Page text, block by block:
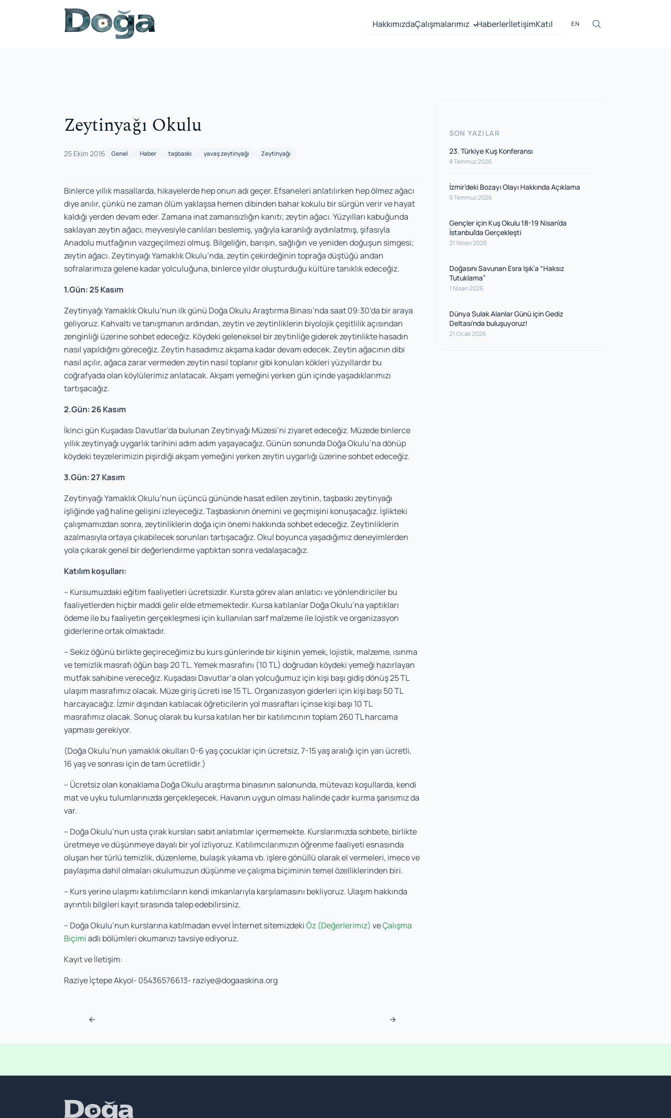
HakkımızdaÇalışmalarımız HaberlerİletişimKatıl EN
Zeytinyağı Okulu
25 Ekim 2016 Genel Haber taşbaskı yavaş zeytinyağı Zeytinyağı
Binlerce yıllık masallarda, hikayelerde hep onun adı geçer. Efsaneleri anlatılırken hep ölmez ağacı
diye anılır, çünkü ne zaman ölüm yaklaşsa hemen dibinden bahar kokulu bir sürgün verir ve hayat
kaldığı yerden devam eder. Zamana inat zamansızlığın kanıtı; zeytin ağacı. Yüzyılları kabuğunda
saklayan zeytin ağacı, meyvesiyle canlıları beslemiş, yağıyla karanlığı aydınlatmış, şifasıyla
Anadolu mutfağının vazgeçilmezi olmuş. Bilgeliğin, barışın, sağlığın ve yeniden doğuşun simgesi;
zeytin ağacı. Zeytinyağı Yamaklık Okulu’nda, zeytin çekirdeğinin toprağa düştüğü andan
sofralarımıza gelene kadar yolculuğuna, binlerce yıldır oluşturduğu kültüre tanıklık edeceğiz.
1.Gün: 25 Kasım
Zeytinyağı Yamaklık Okulu’nun ilk günü Doğa Okulu Araştırma Binası’nda saat 09:30’da bir araya
geliyoruz. Kahvaltı ve tanışmanın ardından, zeytin ve zeytinliklerin biyolojik çeşitlilik açısından
zenginliği üzerine sohbet edeceğiz. Köydeki geleneksel bir zeytinliğe giderek zeytinlikte hasadın
nasıl yapıldığını göreceğiz. Zeytin hasadımız akşama kadar devam edecek. Zeytin ağacının dibi
nasıl açılır, ağaca zarar vermeden zeytin nasıl toplanır gibi konuları kökleri yüzyıllardır bu
coğrafyada olan köylülerimiz anlatacak. Akşam yemeğini yerken gün içinde yaşadıklarımızı
tartışacağız.
2.Gün: 26 Kasım
İkinci gün Kuşadası Davutlar’da bulunan Zeytinyağı Müzesi’ni ziyaret edeceğiz. Müzede binlerce
yıllık zeytinyağı uygarlık tarihini adım adım yaşayacağız. Günün sonunda Doğa Okulu’na dönüp
köydeki teyzelerimizin pişirdiği akşam yemeğini yerken zeytin uygarlığı üzerine sohbet edeceğiz.
3.Gün: 27 Kasım
Zeytinyağı Yamaklık Okulu’nun üçüncü gününde hasat edilen zeytinin, taşbaskı zeytinyağı
işliğinde yağ haline gelişini izleyeceğiz. Taşbaskının önemini ve geçmişini konuşacağız. İşlikteki
çalışmamızdan sonra, zeytinliklerin doğa için önemi hakkında sohbet edeceğiz. Zeytinliklerin
azalmasıyla ortaya çıkabilecek sorunları tartışacağız. Okul boyunca yaşadığımız deneyimlerden
yola çıkarak genel bir değerlendirme yaptıktan sonra vedalaşacağız.
Katılım koşulları:
– Kursumuzdaki eğitim faaliyetleri ücretsizdir. Kursta görev alan anlatıcı ve yönlendiriciler bu
faaliyetlerden hiçbir maddi gelir elde etmemektedir. Kursa katılanlar Doğa Okulu’na yaptıkları
ödeme ile bu faaliyetin gerçekleşmesi için kullanılan sarf malzeme ile lojistik ve organizasyon
giderlerine ortak olmaktadır.
– Sekiz öğünü birlikte geçireceğimiz bu kurs günlerinde bir kişinin yemek, lojistik, malzeme, ısınma
ve temizlik masrafı öğün başı 20 TL. Yemek masrafını (10 TL) doğrudan köydeki yemeği hazırlayan
mutfak sahibine vereceğiz. Kuşadası Davutlar’a olan yolcuğumuz için kişi başı gidiş dönüş 25 TL
ulaşım masrafımız olacak. Müze giriş ücreti ise 15 TL. Organizasyon giderleri için kişi başı 50 TL
harcayacağız. İzmir dışından katılacak öğreticilerin yol masrafları içinse kişi başı 10 TL
masrafımız olacak. Sonuç olarak bu kursa katılan her bir katılımcının toplam 260 TL harcama
yapması gerekiyor.
(Doğa Okulu’nun yamaklık okulları 0-6 yaş çocuklar için ücretsiz, 7-15 yaş aralığı için yarı ücretli,
16 yaş ve sonrası için de tam ücretlidir.)
– Ücretsiz olan konaklama Doğa Okulu araştırma binasının salonunda, mütevazı koşullarda, kendi
mat ve uyku tulumlarınızda gerçekleşecek. Havanın uygun olması halinde çadır kurma şansımız da
var.
– Doğa Okulu’nun usta çırak kursları sabit anlatımlar içermemekte. Kurslarımızda sohbete, birlikte
üretmeye ve düşünmeye dayalı bir yol izliyoruz. Katılımcılarımızın öğrenme faaliyeti esnasında
oluşan her türlü temizlik, düzenleme, bulaşık yıkama vb. işlere gönüllü olarak el vermeleri, imece ve
paylaşıma dahil olmaları okulumuzun düşünme ve çalışma biçiminin temel özelliklerinden biri.
– Kurs yerine ulaşımı katılımcıların kendi imkanlarıyla karşılamasını bekliyoruz. Ulaşım hakkında
ayrıntılı bilgileri kayıt sırasında talep edebilirsiniz.
– Doğa Okulu’nun kurslarına katılmadan evvel İnternet sitemizdekiÖz (Değerlerimiz) veÇalışma
Biçimiadlı bölümleri okumanızı tavsiye ediyoruz.
Kayıt ve İletişim:
Raziye İçtepe Akyol- 05436576613- raziye@dogaaskina.org
Navigasyon sonrası
← →
SON YAZILAR
23. Türkiye Kuş Konferansı
8 Temmuz 2026
İzmir’deki Bozayı Olayı Hakkında Açıklama
6 Temmuz 2026
Gençler için Kuş Okulu 18-19 Nisan’da
İstanbul’da Gerçekleşti
21 Nisan 2026
Doğasını Savunan Esra Işık’a “Haksız
Tutuklama”
1 Nisan 2026
Dünya Sulak Alanlar Günü için Gediz
Deltası’nda buluşuyoruz!
21 Ocak 2026